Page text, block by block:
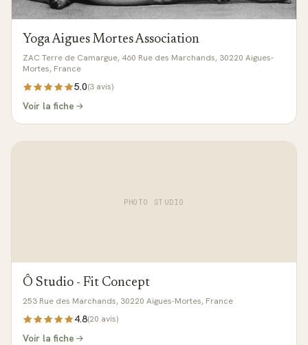
Yoga Aigues Mortes Association
ZAC Terre de Camargue, 460 Rue des Marchands, 30220 Aigues-
Mortes, France
5.0(3 avis)
Voir la fiche
PHOTO STUDIO
Ô Studio - Fit Concept
253 Rue des Marchands, 30220 Aigues-Mortes, France
4.8(20 avis)
Voir la fiche